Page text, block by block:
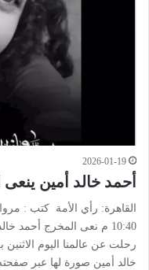
2026-01-19
أحمد خالد أمين
10:40 م نعى المخرج أحمد
رحلت عن عالمنا اليوم
خالد أمين صورة لها عبر